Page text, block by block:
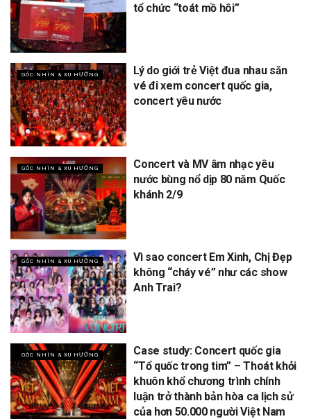
tổ chức “toát mồ hôi”
GÓC NHÌN & XU HƯỚNG
Lý do giới trẻ Việt đua nhau săn
vé đi xem concert quốc gia,
concert yêu nước
GÓC NHÌN & XU HƯỚNG
Concert và MV âm nhạc yêu
nước bùng nổ dịp 80 năm Quốc
khánh 2/9
GÓC NHÌN & XU HƯỚNG
Vì sao concert Em Xinh, Chị Đẹp
không “cháy vé” như các show
Anh Trai?
GÓC NHÌN & XU HƯỚNG
Case study: Concert quốc gia
“Tổ quốc trong tim” – Thoát khỏi
khuôn khổ chương trình chính
luận trở thành bản hòa ca lịch sử
của hơn 50.000 người Việt Nam